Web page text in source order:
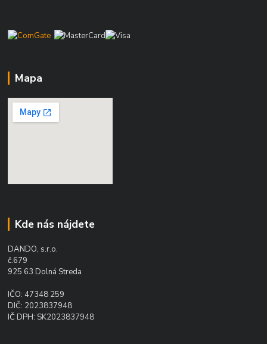
Mapa
Kde nás nájdete
DANDO, s.r.o.
č.679
925 63 Dolná Streda
IČO: 47348 259
DIČ: 2023837948
IČ DPH: SK2023837948